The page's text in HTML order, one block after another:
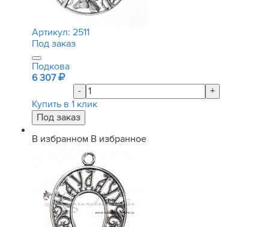
Артикул: 2511
Под заказ
Подкова
6 307
-
+
Купить в 1 клик
В избранном В избранное